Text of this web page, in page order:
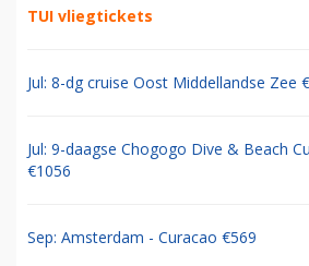
TUI vliegtickets
Jul: 8-dg cruise Oost Middellandse Zee
Jul: 9-daagse Chogogo Dive & Beach
€1056
Sep: Amsterdam - Curacao €569